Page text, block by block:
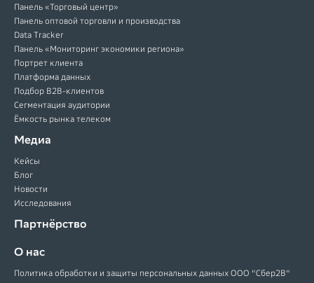
Панель «Торговый центр»
Панель оптовой торговли и производства
Data Tracker
Панель «Мониторинг экономики региона»
Портрет клиента
Платформа данных
Подбор B2B-клиентов
Сегментация аудитории
Ёмкость рынка телеком
Медиа
Кейсы
Блог
Новости
Исследования
Партнёрство
О нас
Политика обработки и защиты персональных данных ООО "Сбер2В"